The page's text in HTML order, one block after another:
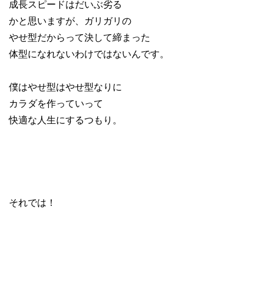
成長スピードはだいぶ劣る
かと思いますが、ガリガリの
やせ型だからって決して締まった
体型になれないわけではないんです。
僕はやせ型はやせ型なりに
カラダを作っていって
快適な人生にするつもり。
それでは！